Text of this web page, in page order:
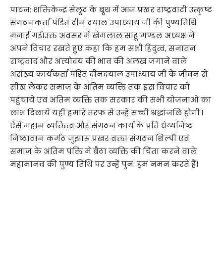
पाटन: शक्तिकेन्द्र सेलूद के बूथ में आज प्रखर राष्ट्रवादी उत्कृष्ट
संगठनकर्ता पंडित दीन दयाल उपाध्याय जी की पुण्यतिथि
मनाई गई।उक्त अवसर में खेमलाल साहू मण्डल अध्यक्ष ने
अपने विचार रखते हुए कहा कि हम सभी हिंदुत्व, सनातन
राष्ट्रवाद और अंत्योदय की भाव की अलख जगाने वाले
असंख्य कार्यकर्ता पंडित दीनदयाल उपाध्याय जी के जीवन से
सीख लेकर समाज के अंतिम व्यक्ति तक इस विचार को
पहुंचाये एवं अंतिम व्यक्ति तक सरकार की सभी योजनाओं का
लाभ दिलाये यही हमारे तरफ से उन्हें सच्ची श्रद्धांजलि होगी l
ऐसे महान व्यक्तित्व और संगठन कार्य के प्रति धेय्यनिष्ट
निष्ठावान कर्मठ जुझारू प्रखर वक्ता संगठन शिल्पी एवं
समाज के अंतिम पंक्ति में बैठा व्यक्ति की चिंता करने वाले
महामानव की पुण्य तिथि पर उन्हें पुनः हम नमन करते हैं।